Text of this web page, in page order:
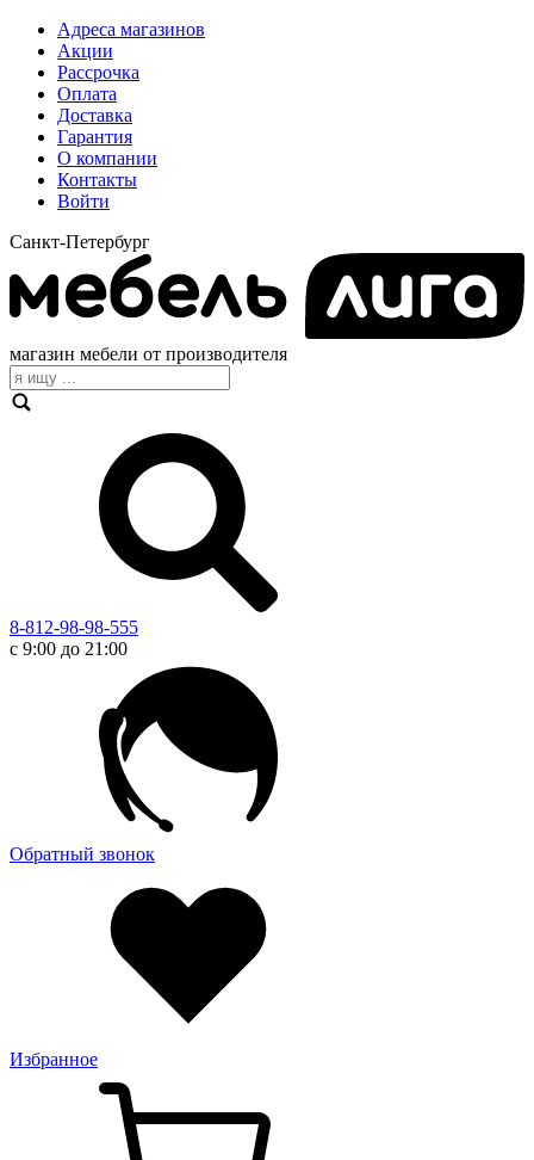
Адреса магазинов
Акции
Рассрочка
Оплата
Доставка
Гарантия
О компании
Контакты
Войти
Санкт-Петербург
магазин мебели от производителя
8-812-98-98-555
с 9:00 до 21:00
Обратный звонок
Избранное